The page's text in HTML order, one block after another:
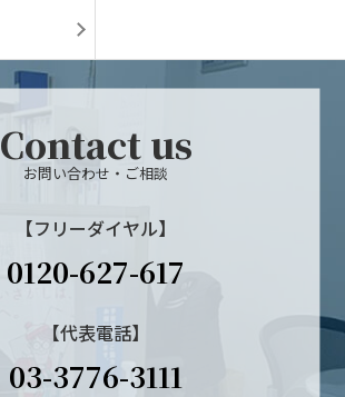
Contact us
お問い合わせ・ご相談
【フリーダイヤル】
0120-627-617
【代表電話】
03-3776-3111